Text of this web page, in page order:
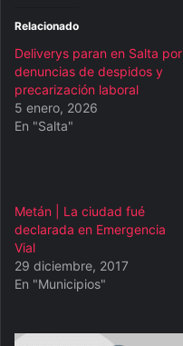
Relacionado
Deliverys paran en Salta por
denuncias de despidos y
precarización laboral
5 enero, 2026
En "Salta"
Metán | La ciudad fué
declarada en Emergencia
Vial
29 diciembre, 2017
En "Municipios"